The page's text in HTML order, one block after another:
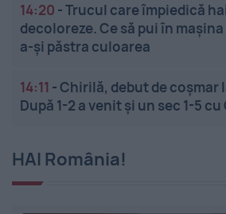
14:20 -Trucul care împiedică
decoloreze. Ce să pui în
a-și păstra culoarea
14:11 -Chirilă, debut de coșmar
După 1-2 a venit și un sec 1-5
HAI România!